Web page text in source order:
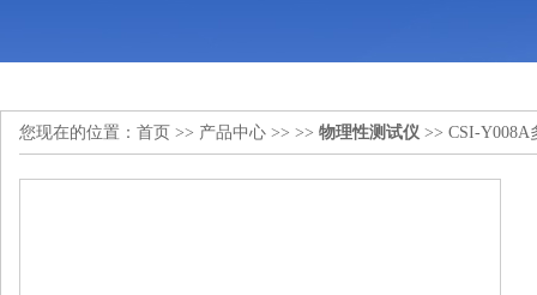
您现在的位置： 首页 >> 产品中心 >> >> 物理性测试仪 >> CSI-Y008A